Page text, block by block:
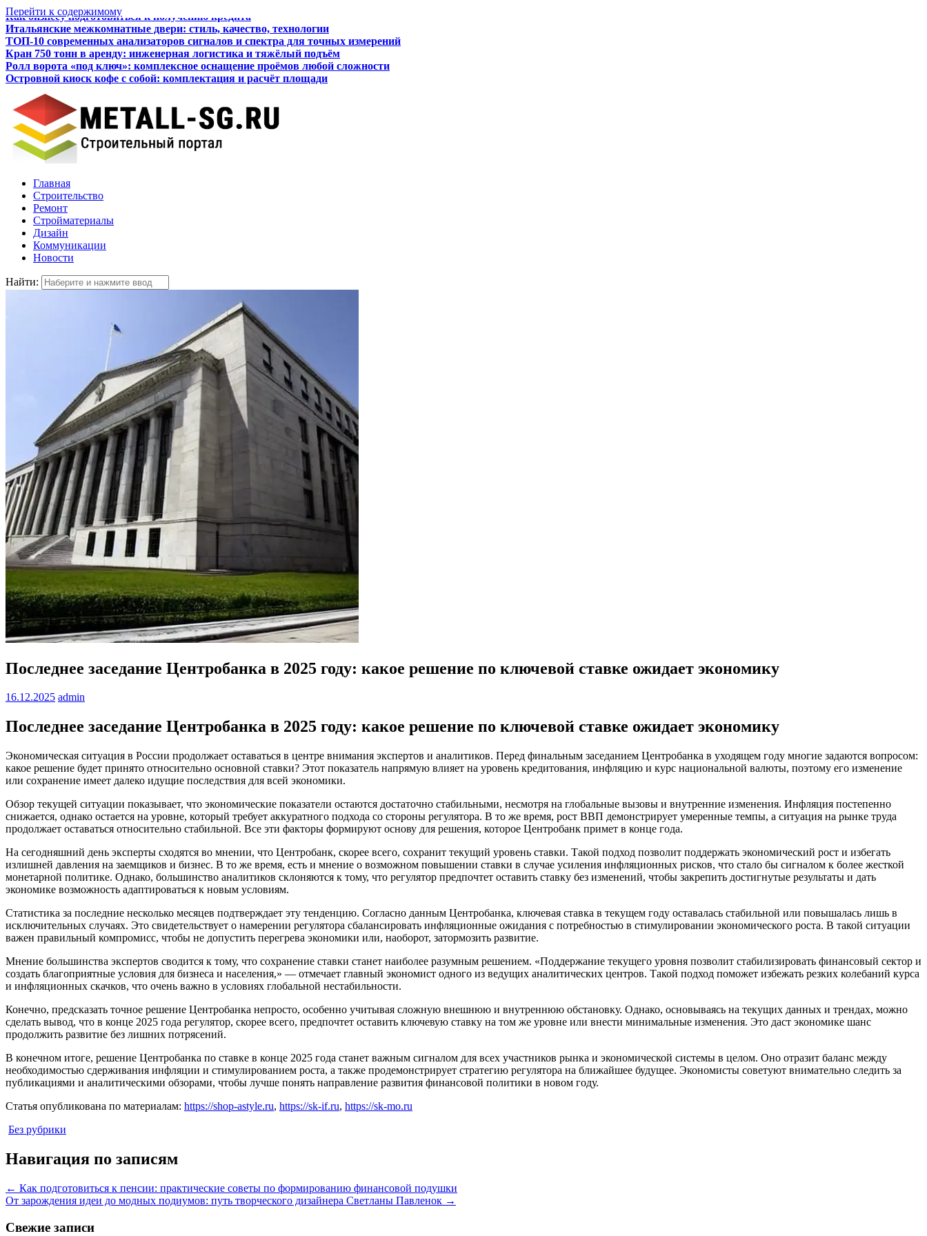
Перейти к содержимому
Итальянские межкомнатные двери: стиль, качество, технологии
ТОП-10 современных анализаторов сигналов и спектра для точных измерений
Кран 750 тонн в аренду: инженерная логистика и тяжёлый подъём
Ролл ворота «под ключ»: комплексное оснащение проёмов любой сложности
Островной киоск кофе с собой: комплектация и расчёт площади
Как бизнесу подготовиться к получению кредита
Главная
Строительство
Ремонт
Стройматериалы
Дизайн
Коммуникации
Новости
Найти:
Последнее заседание Центробанка в 2025 году: какое решение по ключевой ставке ожидает экономику
16.12.2025 admin
Последнее заседание Центробанка в 2025 году: какое решение по ключевой ставке ожидает экономику
Экономическая ситуация в России продолжает оставаться в центре внимания экспертов и аналитиков. Перед финальным заседанием Центробанка в уходящем году многие задаются вопросом:
какое решение будет принято относительно основной ставки? Этот показатель напрямую влияет на уровень кредитования, инфляцию и курс национальной валюты, поэтому его изменение
или сохранение имеет далеко идущие последствия для всей экономики.
Обзор текущей ситуации показывает, что экономические показатели остаются достаточно стабильными, несмотря на глобальные вызовы и внутренние изменения. Инфляция постепенно
снижается, однако остается на уровне, который требует аккуратного подхода со стороны регулятора. В то же время, рост ВВП демонстрирует умеренные темпы, а ситуация на рынке труда
продолжает оставаться относительно стабильной. Все эти факторы формируют основу для решения, которое Центробанк примет в конце года.
На сегодняшний день эксперты сходятся во мнении, что Центробанк, скорее всего, сохранит текущий уровень ставки. Такой подход позволит поддержать экономический рост и избегать
излишней давления на заемщиков и бизнес. В то же время, есть и мнение о возможном повышении ставки в случае усиления инфляционных рисков, что стало бы сигналом к более жесткой
монетарной политике. Однако, большинство аналитиков склоняются к тому, что регулятор предпочтет оставить ставку без изменений, чтобы закрепить достигнутые результаты и дать
экономике возможность адаптироваться к новым условиям.
Статистика за последние несколько месяцев подтверждает эту тенденцию. Согласно данным Центробанка, ключевая ставка в текущем году оставалась стабильной или повышалась лишь в
исключительных случаях. Это свидетельствует о намерении регулятора сбалансировать инфляционные ожидания с потребностью в стимулировании экономического роста. В такой ситуации
важен правильный компромисс, чтобы не допустить перегрева экономики или, наоборот, затормозить развитие.
Мнение большинства экспертов сводится к тому, что сохранение ставки станет наиболее разумным решением. «Поддержание текущего уровня позволит стабилизировать финансовый сектор и
создать благоприятные условия для бизнеса и населения,» — отмечает главный экономист одного из ведущих аналитических центров. Такой подход поможет избежать резких колебаний курса
и инфляционных скачков, что очень важно в условиях глобальной нестабильности.
Конечно, предсказать точное решение Центробанка непросто, особенно учитывая сложную внешнюю и внутреннюю обстановку. Однако, основываясь на текущих данных и трендах, можно
сделать вывод, что в конце 2025 года регулятор, скорее всего, предпочтет оставить ключевую ставку на том же уровне или внести минимальные изменения. Это даст экономике шанс
продолжить развитие без лишних потрясений.
В конечном итоге, решение Центробанка по ставке в конце 2025 года станет важным сигналом для всех участников рынка и экономической системы в целом. Оно отразит баланс между
необходимостью сдерживания инфляции и стимулированием роста, а также продемонстрирует стратегию регулятора на ближайшее будущее. Экономисты советуют внимательно следить за
публикациями и аналитическими обзорами, чтобы лучше понять направление развития финансовой политики в новом году.
Статья опубликована по материалам: https://shop-astyle.ru, https://sk-if.ru, https://sk-mo.ru
Без рубрики
Навигация по записям
← Как подготовиться к пенсии: практические советы по формированию финансовой подушки
От зарождения идеи до модных подиумов: путь творческого дизайнера Светланы Павленок →
Свежие записи